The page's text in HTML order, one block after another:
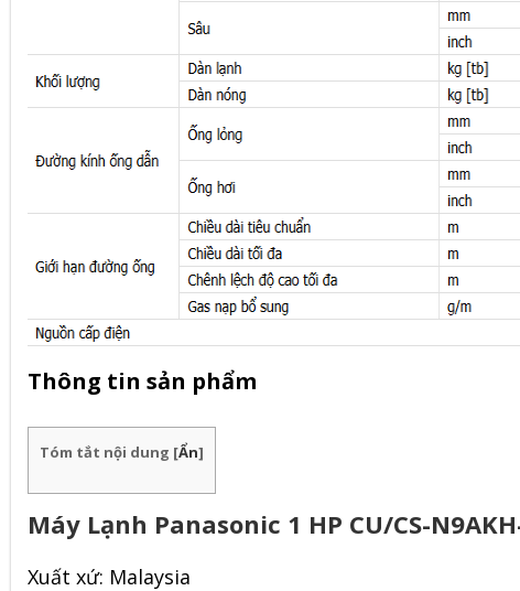
Thông tin sản phẩm
Tóm tắt nội dung [Ẩn]
Máy Lạnh Panasonic 1 HP CU/CS-
Xuất xứ: Malaysia